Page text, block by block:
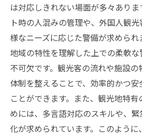
は対応しきれない場面が多々あり
ト時の人混みの管理や、外国人観
様なニーズに応じた警備が求められ
地域の特性を理解した上での柔軟
不可欠です。観光客の流れや施設
体制を整えることで、効率的かつ
ことができます。また、観光地特
めには、多言語対応のスキルや、
化が求められています。このよう